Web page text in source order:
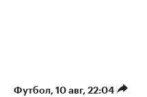
Футбол⁠, 10 авг, 22:04